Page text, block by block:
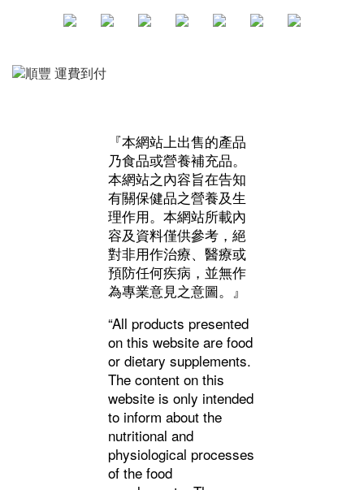
『本網站上出售的產品
乃食品或營養補充品。
本網站之內容旨在告知
有關保健品之營養及生
理作用。本網站所載內
容及資料僅供參考，絕
對非用作治療、醫療或
預防任何疾病，並無作
為專業意見之意圖。』
“All products presented
on this website are food
or dietary supplements.
The content on this
website is only intended
to inform about the
nutritional and
physiological processes
of the food